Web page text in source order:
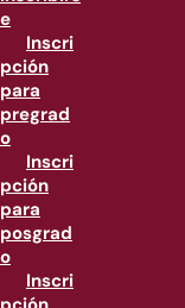
e
Inscri
pción
para
pregrad
o
Inscri
pción
para
posgrad
o
Inscri